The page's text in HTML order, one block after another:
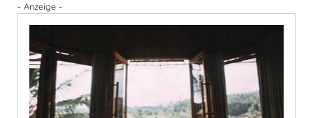
- Anzeige -